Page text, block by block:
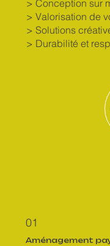
> Conception sur
> Valorisation de
> Solutions
> Durabilité et
01
Aménagement